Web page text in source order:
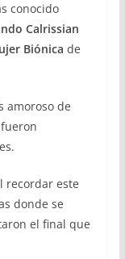
conocido
Calrissian
Biónica de
amoroso de
recordar este
donde se
el final que